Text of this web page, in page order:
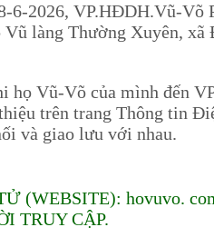
2026, VP.HĐDH.Vũ-Võ
làng Thường Xuyên, xã
Vũ-Võ của mình đến
trên trang Thông tin
và giao lưu với nhau.
(WEBSITE): hovuvo.
TRUY CẬP.